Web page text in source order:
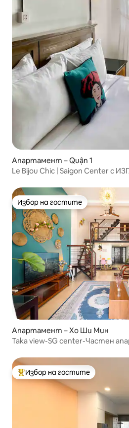
Апартамент – Quận 1
Le Bijou Chic | Saigon Center с
Избор на гостите
Избор на гостите
Апартамент – Хо Ши Мин
Taka view-SG center-Частен
Най-популярен избор на гостите
Избор на гостите